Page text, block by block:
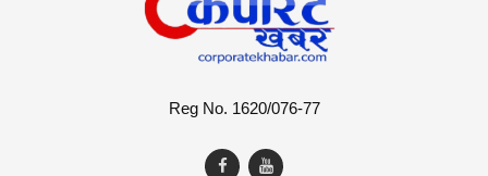
Reg No. 1620/076-77